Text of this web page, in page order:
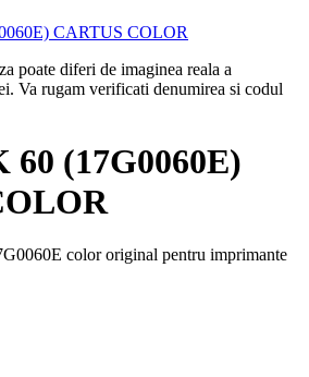
poate diferi de imaginea reala a
Va rugam verificati denumirea si codul
(17G0060E)
color original pentru imprimante